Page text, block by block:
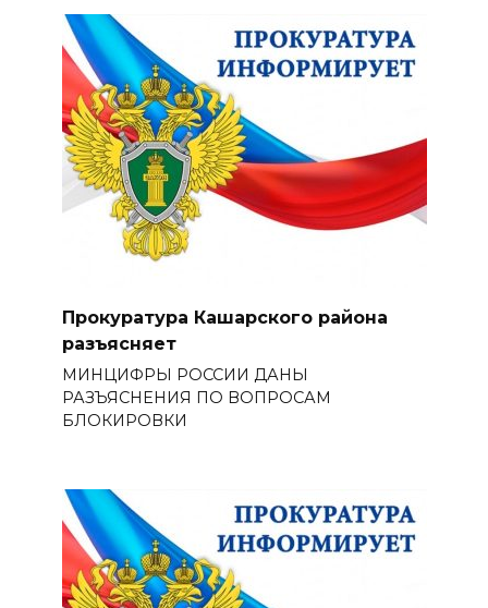
Прокуратура Кашарского района
разъясняет
МИНЦИФРЫ РОССИИ ДАНЫ
РАЗЪЯСНЕНИЯ ПО ВОПРОСАМ
БЛОКИРОВКИ